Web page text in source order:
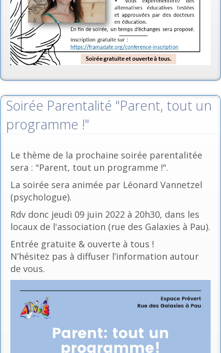
Soirée Parentalité "Parent, tout un
programme !"
Le thème de la prochaine soirée parentalitée
sera : "Parent, tout un programme !".
La soirée sera animée par Léonard Vannetzel
(psychologue).
Rdv donc jeudi 09 juin 2022 à 20h30, dans les
locaux de l'association (rue des Galaxies à Pau).
Entrée gratuite & ouverte à tous !
N’hésitez pas à diffuser l’information autour
de vous.